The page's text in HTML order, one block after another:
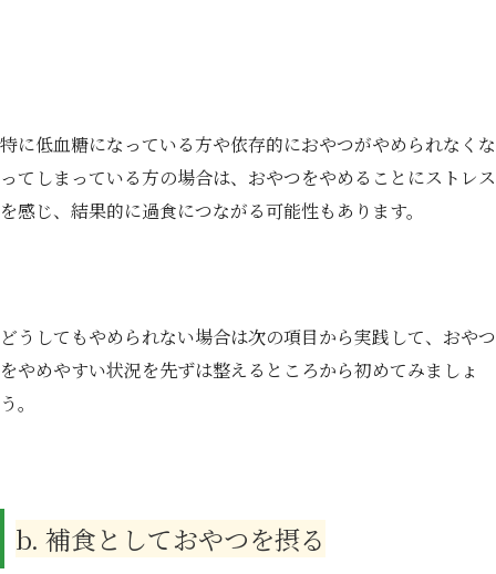
特に低血糖になっている方や依存的におやつがやめられなくな
ってしまっている方の場合は、おやつをやめることにストレス
を感じ、結果的に過食につながる可能性もあります。
どうしてもやめられない場合は次の項目から実践して、おやつ
をやめやすい状況を先ずは整えるところから初めてみましょ
う。
b. 補食としておやつを摂る